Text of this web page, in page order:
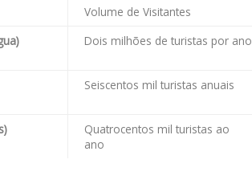
Volume de Visitantes
Dois milhões de turistas por ano
Seiscentos mil turistas anuais
Quatrocentos mil turistas ao
ano